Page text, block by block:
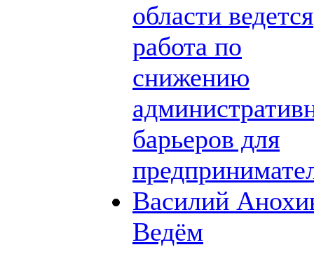
области ведется
работа по
снижению
барьеров для
Василий
Ведём